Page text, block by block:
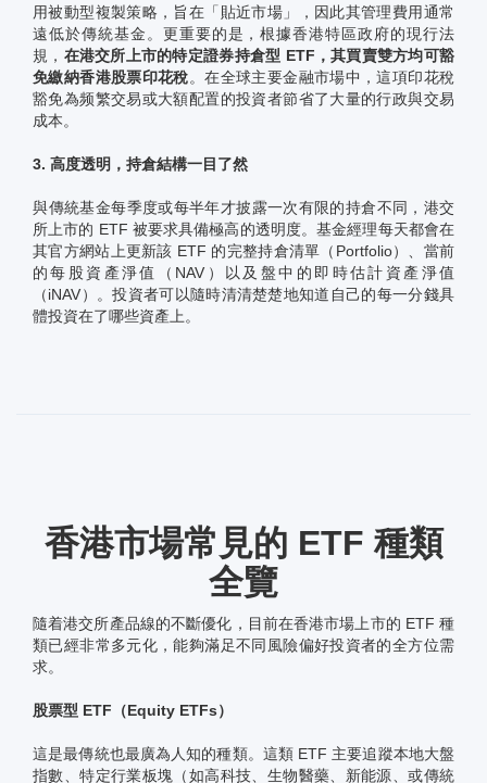
用被動型複製策略，旨在「貼近市場」，因此其管理費用通常
遠低於傳統基金。更重要的是，根據香港特區政府的現行法
規， 在港交所上市的特定證券持倉型 ETF，其買賣雙方均可豁
免繳納香港股票印花稅。在全球主要金融市場中，這項印花稅
豁免為频繁交易或大額配置的投資者節省了大量的行政與交易
成本。
3. 高度透明，持倉結構一目了然
與傳統基金每季度或每半年才披露一次有限的持倉不同，港交
所上市的 ETF 被要求具備極高的透明度。基金經理每天都會在
其官方網站上更新該 ETF 的完整持倉清單（Portfolio）、當前
的每股資產淨值（NAV）以及盤中的即時估計資產淨值
（iNAV）。投資者可以隨時清清楚楚地知道自己的每一分錢具
體投資在了哪些資產上。
香港市場常見的 ETF 種類
全覽
隨着港交所產品線的不斷優化，目前在香港市場上市的 ETF 種
類已經非常多元化，能夠滿足不同風險偏好投資者的全方位需
求。
股票型 ETF（Equity ETFs）
這是最傳統也最廣為人知的種類。這類 ETF 主要追蹤本地大盤
指數、特定行業板塊（如高科技、生物醫藥、新能源、或傳統